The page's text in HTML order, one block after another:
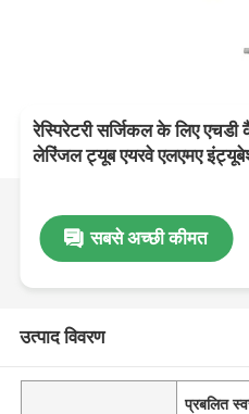
रेस्पिरेटरी सर्जिकल के लिए एचडी
लेरिंजल ट्यूब एयरवे एलएमए
सबसे अच्छी कीमत
उत्पाद विवरण
प्रबलित